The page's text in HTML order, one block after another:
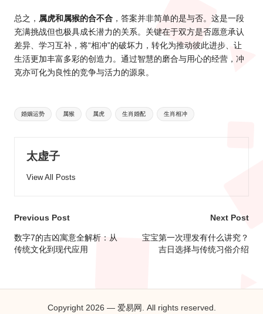
总之， 属虎和属猴的合不合 ，答案并非简单的是与否。这是一段
充满挑战但也极具成长潜力的关系。关键在于双方是否愿意承认
差异、学习互补，将“相冲”的破坏力，转化为推动彼此进步、让
生活更加丰富多彩的创造力。通过智慧的磨合与用心的经营，冲
克亦可化为良性的竞争与活力的源泉。
Tags:
婚姻运势 属猴 属虎 生肖婚配 生肖相冲
太虚子
View All Posts
Post
navigation
Previous Post
数字7的吉凶寓意全解析：从
传统文化到现代应用
Next Post
宝宝第一次理发有什么讲究？
吉日选择与传统习俗介绍
Copyright 2026 — 爱易网. All rights reserved.